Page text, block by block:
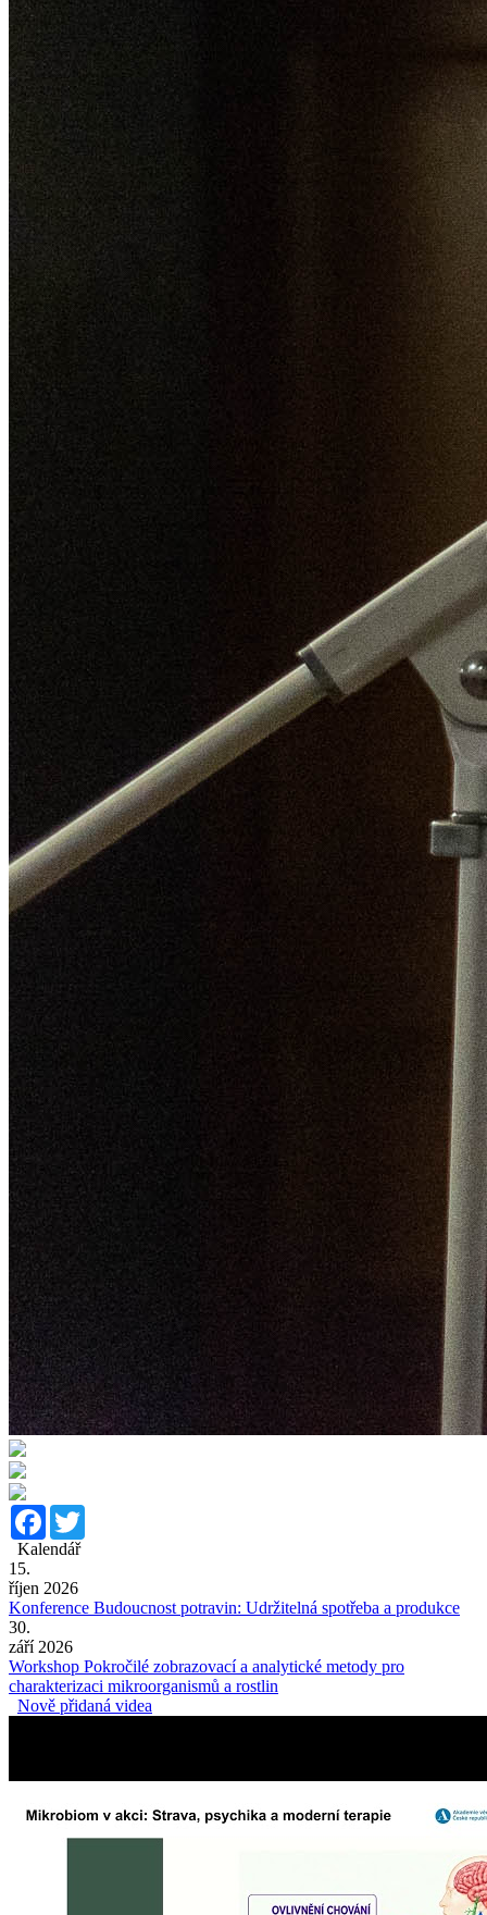
Facebook
Kalendář
15.
říjen 2026
Konference Budoucnost potravin: Udržitelná spotřeba a produkce
30.
září 2026
Workshop Pokročilé zobrazovací a analytické metody pro
charakterizaci mikroorganismů a rostlin
Nově přidaná videa